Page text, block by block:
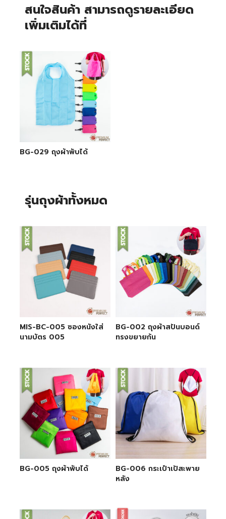
สนใจสินค้า สามารถดูรายละเอียด
เพิ่มเติมได้ที่
BG-029 ถุงผ้าพับได้
รุ่นถุงผ้าทั้งหมด
MIS-BC-005 ซองหนังใส่
นามบัตร 005
BG-002 ถุงผ้าสปันบอนด์
ทรงขยายก้น
BG-005 ถุงผ้าพับได้
BG-006 กระเป๋าเป้สะพาย
หลัง